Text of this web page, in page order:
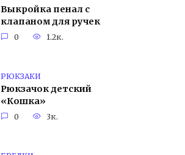
Выкройка пенал с
клапаном для ручек
0 1.2к.
РЮКЗАКИ
Рюкзачок детский
«Кошка»
0 3к.